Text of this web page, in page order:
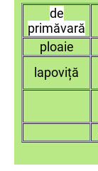
de
primăvară
ploaie
lapoviță